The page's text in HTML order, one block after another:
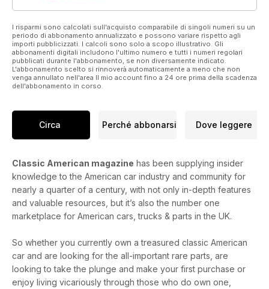
I risparmi sono calcolati sull'acquisto comparabile di singoli numeri su un
periodo di abbonamento annualizzato e possono variare rispetto agli
importi pubblicizzati. I calcoli sono solo a scopo illustrativo. Gli
abbonamenti digitali includono l'ultimo numero e tutti i numeri regolari
pubblicati durante l'abbonamento, se non diversamente indicato.
L'abbonamento scelto si rinnoverà automaticamente a meno che non
venga annullato nell'area Il mio account fino a 24 ore prima della scadenza
dell'abbonamento in corso.
Circa Perché abbonarsi Dove leggere
Classic American magazine has been supplying insider
knowledge to the American car industry and community for
nearly a quarter of a century, with not only in-depth features
and valuable resources, but it’s also the number one
marketplace for American cars, trucks & parts in the UK.
So whether you currently own a treasured classic American
car and are looking for the all-important rare parts, are
looking to take the plunge and make your first purchase or
enjoy living vicariously through those who do own one,